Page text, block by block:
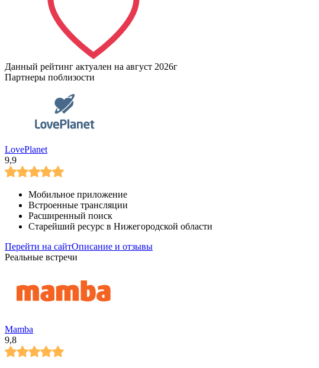
Данный рейтинг актуален на август 2026г
Партнеры поблизости
LovePlanet
9,9
Мобильное приложение
Встроенные трансляции
Расширенный поиск
Старейший ресурс в Нижегородской области
Перейти на сайтОписание и отзывы
Реальные встречи
Mamba
9,8